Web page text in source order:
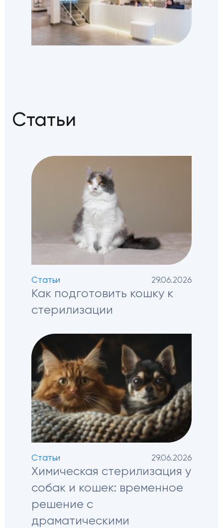
Статьи
Статьи 29.06.2026
Как подготовить кошку к
стерилизации
Статьи 29.06.2026
Химическая стерилизация у
собак и кошек: временное
решение с
драматическими